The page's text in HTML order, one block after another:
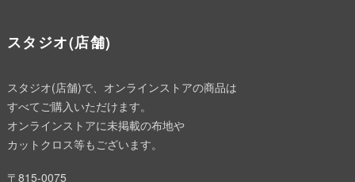
スタジオ(店舗)
スタジオ(店舗)で、オンラインストアの商品は
すべてご購入いただけます。
オンラインストアに未掲載の布地や
カットクロス等もございます。
〒815-0075